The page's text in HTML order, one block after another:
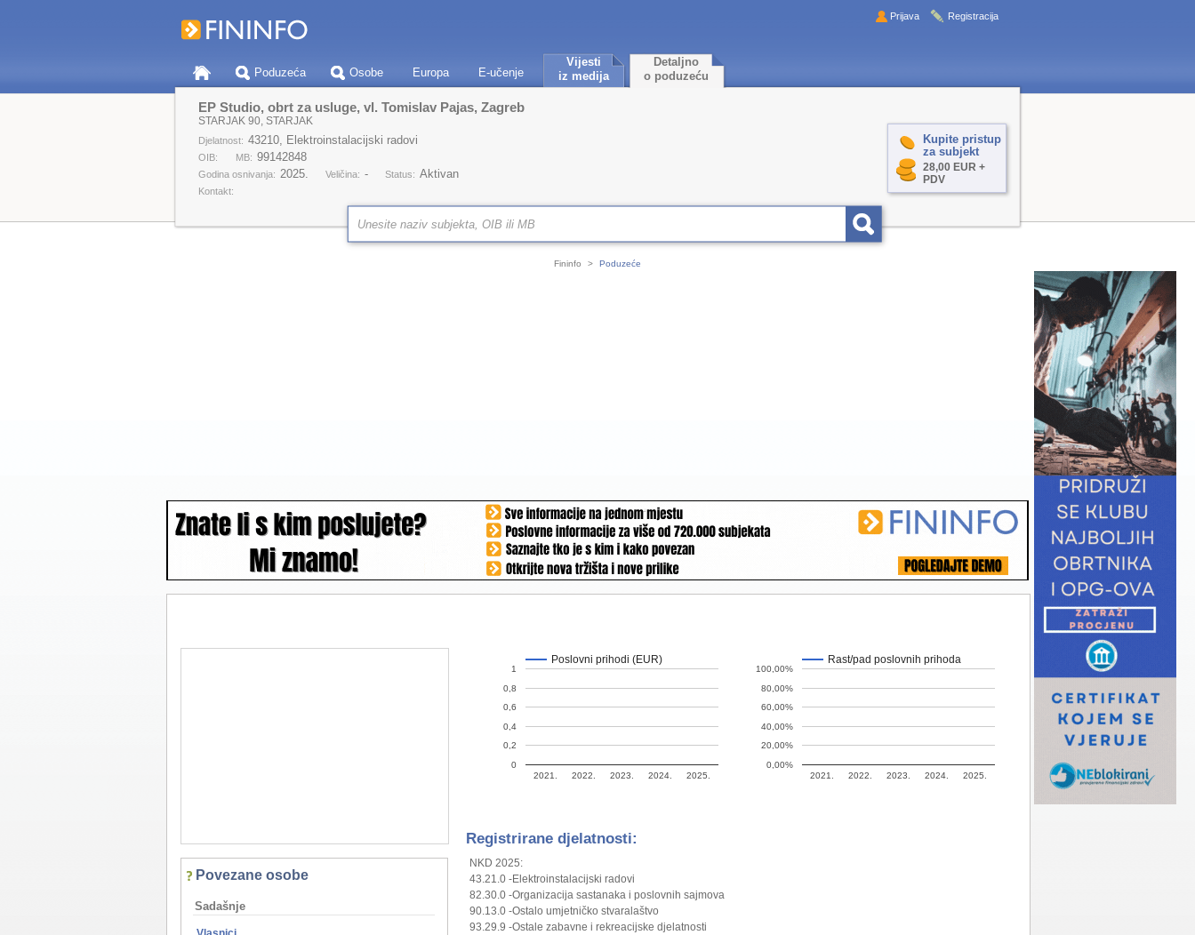
Poduzeća Osobe Europa E-učenje
Vijesti
iz medija
Detaljno
o poduzeću
Prijava Registracija
Kupite pristup
za subjekt
28,00 EUR +
PDV
EP Studio, obrt za usluge, vl. Tomislav Pajas, Zagreb
STARJAK 90, STARJAK
Djelatnost: 43210, Elektroinstalacijski radovi
OIB: MB: 99142848
Godina osnivanja: 2025. Veličina: - Status: Aktivan
Kontakt:
Fininfo > Poduzeće
Povezane osobe
Sadašnje
Poslovni prihodi (EUR)
2021. 2022. 2023. 2024. 2025.
0
0,2
0,4
0,6
0,8
1
Rast/pad poslovnih prihoda
2021. 2022. 2023. 2024. 2025.
0,00%
20,00%
40,00%
60,00%
80,00%
100,00%
Registrirane djelatnosti:
NKD 2025:
43.21.0 -Elektroinstalacijski radovi
82.30.0 -Organizacija sastanaka i poslovnih sajmova
90.13.0 -Ostalo umjetničko stvaralaštvo
93.29.9 -Ostale zabavne i rekreacijske djelatnosti